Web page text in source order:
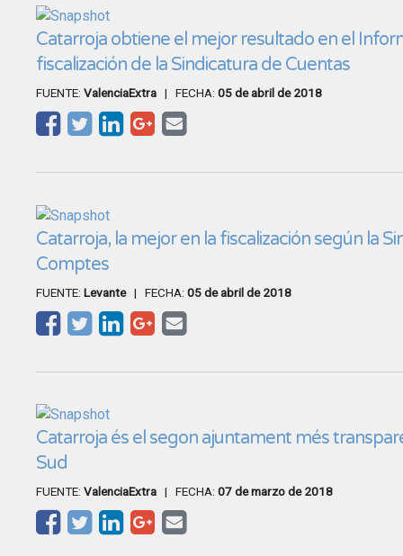
Catarroja obtiene el mejor resultado en el
fiscalización de la Sindicatura de Cuentas
FUENTE: ValenciaExtra | FECHA: 05 de abril de 2018
Catarroja, la mejor en la fiscalización según la
Comptes
FUENTE: Levante| FECHA: 05 de abril de 2018
Catarroja és el segon ajuntament més
Sud
FUENTE: ValenciaExtra | FECHA: 07 de marzo de 2018